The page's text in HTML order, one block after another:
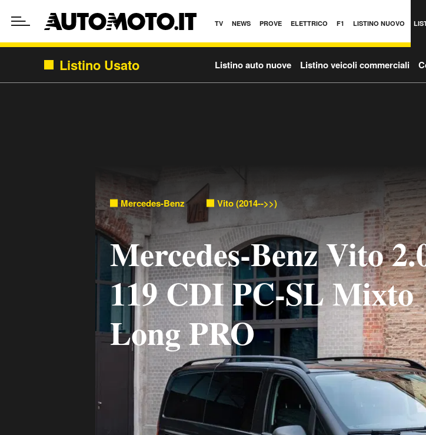
TV NEWS PROVE ELETTRICO F1 LISTINO NUOVO
Listino Usato Listino auto nuove Listino veicoli commerciali
Mercedes-Benz Vito (2014-->>)
Mercedes-Benz Vito
119 CDI PC-SL Mixto
Long PRO